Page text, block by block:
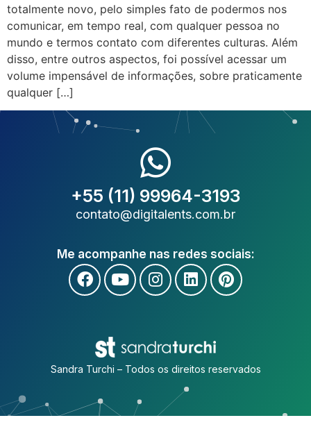
totalmente novo, pelo simples fato de podermos nos
comunicar, em tempo real, com qualquer pessoa no
mundo e termos contato com diferentes culturas. Além
disso, entre outros aspectos, foi possível acessar um
volume impensável de informações, sobre praticamente
qualquer […]
+55 (11) 99964-3193
contato@digitalents.com.br
Me acompanhe nas redes sociais:
Sandra Turchi – Todos os direitos reservados